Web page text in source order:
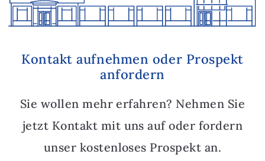
Kontakt aufnehmen oder Prospekt
anfordern
Sie wollen mehr erfahren? Nehmen Sie
jetzt Kontakt mit uns auf oder fordern
unser kostenloses Prospekt an.